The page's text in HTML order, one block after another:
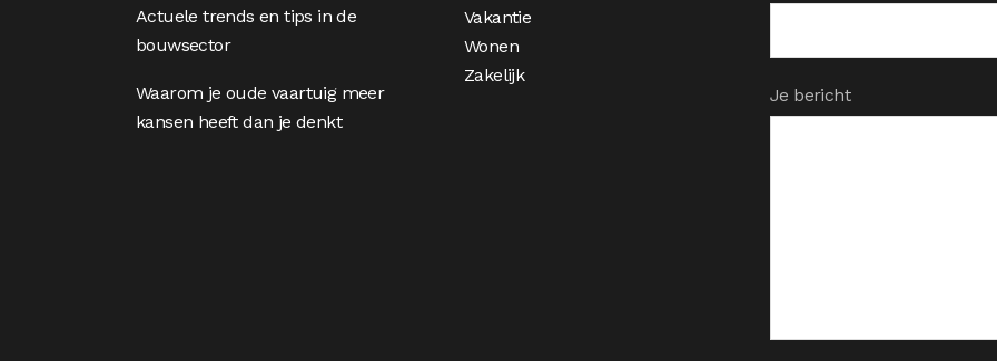
Actuele trends en tips in de
bouwsector
Waarom je oude vaartuig meer
kansen heeft dan je denkt
Vakantie
Wonen
Zakelijk
Je bericht